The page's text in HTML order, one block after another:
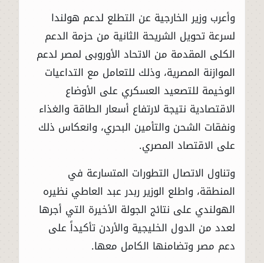
وأعرب وزير الخارجية عن التطلع لدعم هولندا
لسرعة تحويل الشريحة الثانية من حزمة الدعم
الكلى المقدمة من الاتحاد الأوروبى لمصر لدعم
الموازنة المصرية، وذلك للتعامل مع التداعيات
الوخيمة للتصعيد العسكري على الأوضاع
الاقتصادية نتيجة لارتفاع أسعار الطاقة والغذاء
ونفقات الشحن والتأمين البحري، وانعكاس ذلك
على الاقتصاد المصري.
وتناول الاتصال التطورات المتسارعة في
المنطقة، واطلع الوزير ربدر عبد العاطي نظيره
الهولندي على نتائج الجولة الأخيرة التي أجرها
لعدد من الدول الخليجية والأردن تأكيداً على
دعم مصر وتضامنها الكامل معها.